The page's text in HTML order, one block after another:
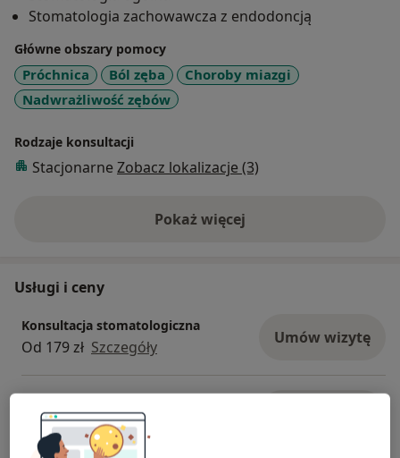
Stomatologia zachowawcza z endodoncją
Główne obszary pomocy
Próchnica Ból zęba
Choroby miazgi
Nadwrażliwość zębów
Rodzaje konsultacji
Stacjonarne Zobacz lokalizacje (3)
Pokaż więcejo doświadczeniu
Usługi i ceny
Konsultacja stomatologiczna
Od 179 zł Szczegóły Umów wizytę
Od 50 zł Szczegóły